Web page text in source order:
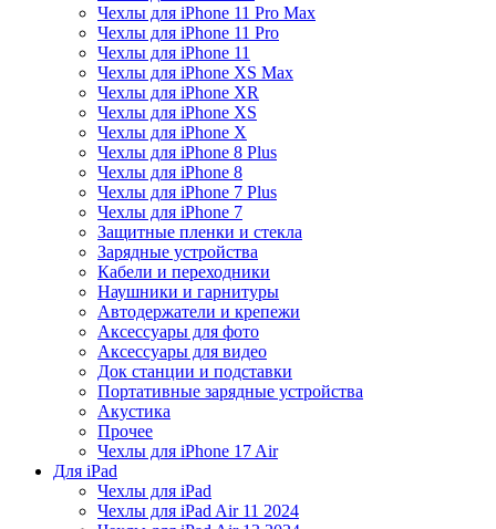
Чехлы для iPhone 11 Pro Max
Чехлы для iPhone 11 Pro
Чехлы для iPhone 11
Чехлы для iPhone XS Max
Чехлы для iPhone XR
Чехлы для iPhone XS
Чехлы для iPhone X
Чехлы для iPhone 8 Plus
Чехлы для iPhone 8
Чехлы для iPhone 7 Plus
Чехлы для iPhone 7
Защитные пленки и стекла
Зарядные устройства
Кабели и переходники
Наушники и гарнитуры
Автодержатели и крепежи
Аксессуары для фото
Аксессуары для видео
Док станции и подставки
Портативные зарядные устройства
Акустика
Прочее
Чехлы для iPhone 17 Air
Для iPad
Чехлы для iPad
Чехлы для iPad Air 11 2024